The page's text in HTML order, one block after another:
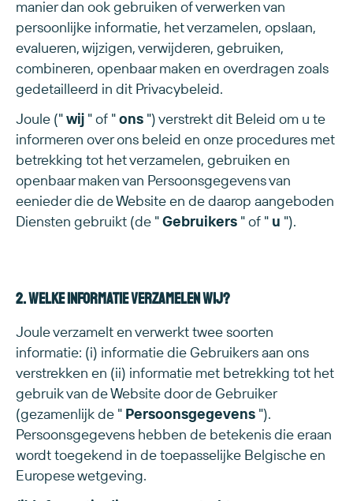
manier dan ook gebruiken of verwerken van
persoonlijke informatie, het verzamelen, opslaan,
evalueren, wijzigen, verwijderen, gebruiken,
combineren, openbaar maken en overdragen zoals
gedetailleerd in dit Privacybeleid.
Joule ("wij " of "ons ") verstrekt dit Beleid om u te
informeren over ons beleid en onze procedures met
betrekking tot het verzamelen, gebruiken en
openbaar maken van Persoonsgegevens van
eenieder die de Website en de daarop aangeboden
Diensten gebruikt (de "Gebruikers " of " u ").
2. Welke informatie verzamelen wij?
Joule verzamelt en verwerkt twee soorten
informatie: (i) informatie die Gebruikers aan ons
verstrekken en (ii) informatie met betrekking tot het
gebruik van de Website door de Gebruiker
(gezamenlijk de " Persoonsgegevens ").
Persoonsgegevens hebben de betekenis die eraan
wordt toegekend in de toepasselijke Belgische en
Europese wetgeving.